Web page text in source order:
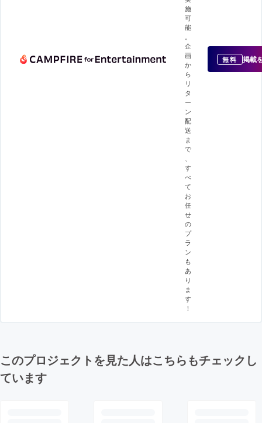
施
可
能
企
画
か
ら
リ
タ
ー
ン
配
送
ま
で
す
べ
て
お
任
せ
の
プ
ラ
ン
も
あ
り
ま
す
！
無料 掲載
このプロジェクトを見た人はこちらもチェックし
ています